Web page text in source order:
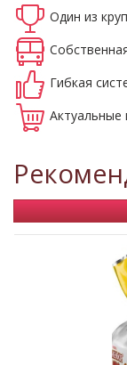
Один из
Гибкая
Актуальные